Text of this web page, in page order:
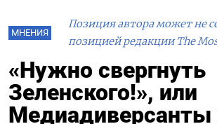
МНЕНИЯ
Позиция автора может не
позицией редакции The
«Нужно свергнуть
Зеленского!», или
Медиадиверсанты